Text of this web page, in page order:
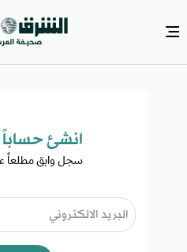
انشئ
سجل وابق مطلعاً